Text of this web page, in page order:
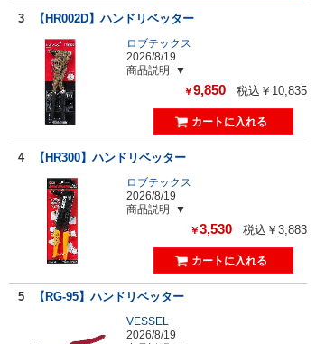
3 【HR002D】ハンドリベッター
ロブテックス
2026/8/19
商品説明
￥9,850 税込￥10,835
4 【HR300】ハンドリベッター
ロブテックス
2026/8/19
商品説明
￥3,530 税込￥3,883
5 【RG-95】ハンドリベッター
VESSEL
2026/8/19